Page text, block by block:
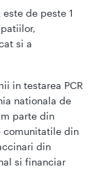
de peste 1
si a
in testarea PCR
nationala de
parte din
comunitatile din
din
si financiar